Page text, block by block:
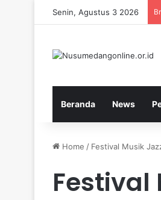
Senin, Agustus 3 2026
Beranda News
Home / Festival Musik
Festival